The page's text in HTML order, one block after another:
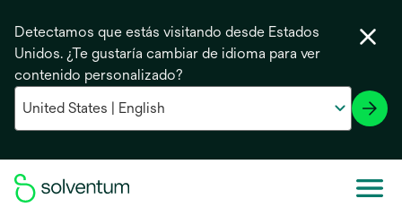
Detectamos que estás visitando desde Estados
Unidos. ¿Te gustaría cambiar de idioma para ver
contenido personalizado?